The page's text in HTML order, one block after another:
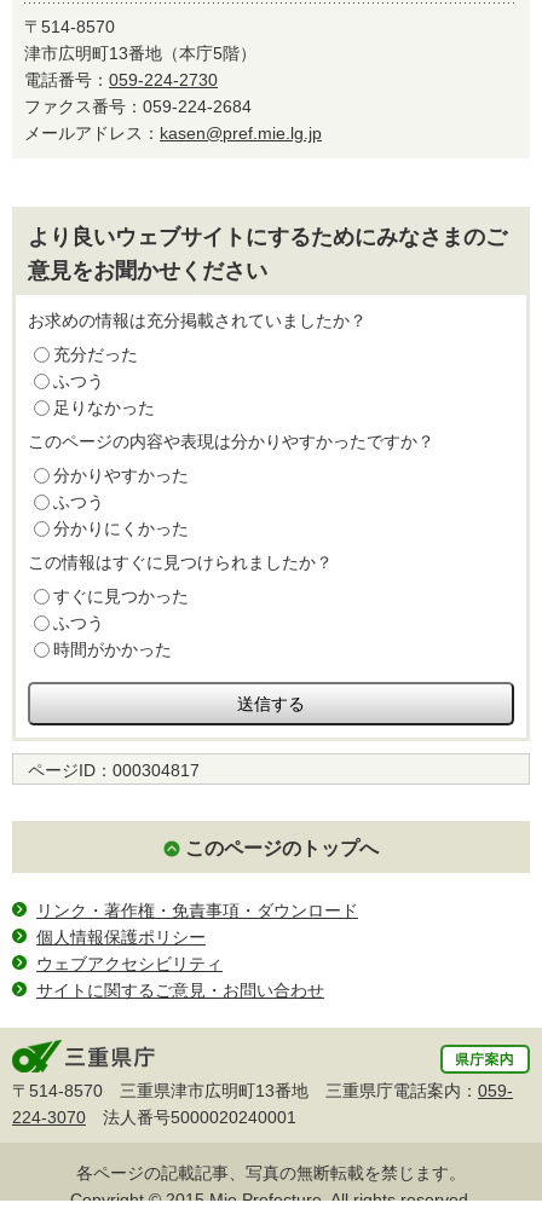
〒514-8570
津市広明町13番地（本庁5階）
電話番号： 059-224-2730
ファクス番号：059-224-2684
メールアドレス： kasen@pref.mie.lg.jp
より良いウェブサイトにするためにみなさまのご
意見をお聞かせください
お求めの情報は充分掲載されていましたか？
充分だった
ふつう
足りなかった
このページの内容や表現は分かりやすかったですか？
分かりやすかった
ふつう
分かりにくかった
この情報はすぐに見つけられましたか？
すぐに見つかった
ふつう
時間がかかった
ページID： 000304817
このページのトップへ
リンク・著作権・免責事項・ダウンロード
個人情報保護ポリシー
ウェブアクセシビリティ
サイトに関するご意見・お問い合わせ
〒514-8570 三重県津市広明町13番地 三重県庁電話案内： 059-
224-3070 法人番号5000020240001
各ページの記載記事、写真の無断転載を禁じます。
Copyright © 2015 Mie Prefecture, All rights reserved.